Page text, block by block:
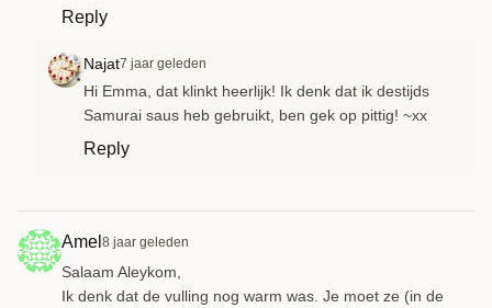
Reply
Najat7 jaar geleden
Hi Emma, dat klinkt heerlijk! Ik denk dat ik destijds
Samurai saus heb gebruikt, ben gek op pittig! ~xx
Reply
Amel 8 jaar geleden
Salaam Aleykom,
Ik denk dat de vulling nog warm was. Je moet ze (in de